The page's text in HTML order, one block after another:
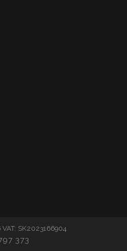
SK2023166904
373
Adobe Inc.